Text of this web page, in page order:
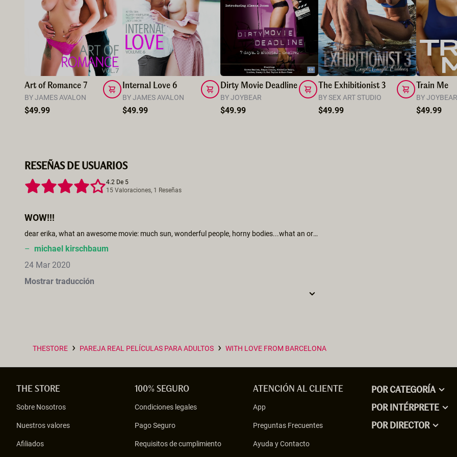
Art of Romance 7
BY JAMES AVALON
$49.99
Internal Love 6
BY JAMES AVALON
$49.99
Dirty Movie Deadline
BY JOYBEAR
$49.99
The Exhibitionist 3
BY SEX ART STUDIO
$49.99
Train Me
BY JOYBEAR
$49.99
RESEÑAS DE USUARIOS
4.2 De 5
15 Valoraciones, 1 Reseñas
WOW!!!
dear erika, what an awesome movie: much sun, wonderful people, horny bodies...what an orgasmic experience!!! satisfied greetings, michael
– michael kirschbaum
24 Mar 2020
Mostrar traducción
THESTORE › PAREJA REAL PELÍCULAS PARA ADULTOS › WITH LOVE FROM BARCELONA
THE STORE
Sobre Nosotros
Nuestros valores
Afiliados
100% SEGURO
Condiciones legales
Pago Seguro
Requisitos de cumplimiento
ATENCIÓN AL CLIENTE
App
Preguntas Frecuentes
Ayuda y Contacto
POR CATEGORÍA
POR INTÉRPRETE
POR DIRECTOR